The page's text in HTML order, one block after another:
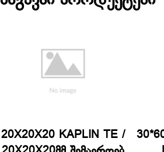
20X20X20 KAPLIN TE /